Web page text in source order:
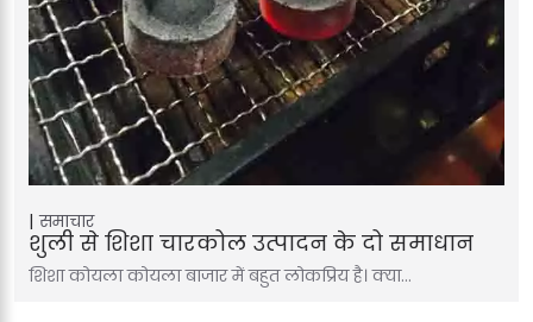
समाचार
शुली से शिशा चारकोल उत्पादन के दो समाधान
शिशा कोयला कोयला बाजार में बहुत लोकप्रिय है। क्या…